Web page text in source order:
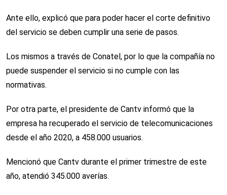
Ante ello, explicó que para poder hacer el corte definitivo
del servicio se deben cumplir una serie de pasos.
Los mismos a través de Conatel, por lo que la compañía no
puede suspender el servicio si no cumple con las
normativas.
Por otra parte, el presidente de Cantv informó que la
empresa ha recuperado el servicio de telecomunicaciones
desde el año 2020, a 458.000 usuarios.
Mencionó que Cantv durante el primer trimestre de este
año, atendió 345.000 averías.